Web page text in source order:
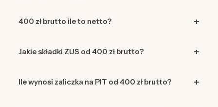
400 zł brutto ile to netto?
Jakie składki ZUS od 400 zł brutto?
Ile wynosi zaliczka na PIT od 400 zł brutto?